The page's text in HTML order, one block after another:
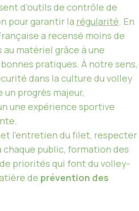
d’outils de contrôle de
pour garantir la régularité. En
a recensé moins de
au matériel grâce à une
pratiques. À notre sens,
dans la culture du volley
progrès majeur,
une expérience sportive
l’entretien du filet, respecter
chaque public, formation des
priorités qui font du volley-
de prévention des